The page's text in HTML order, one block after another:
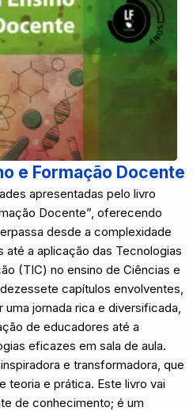
e Formação Docente
apresentadas pelo livro
Docente”, oferecendo
desde a complexidade
a aplicação das Tecnologias
(TIC) no ensino de Ciências e
capítulos envolventes,
jornada rica e diversificada,
de educadores até a
eficazes em sala de aula.
e transformadora, que
teoria e prática. Este livro vai
de conhecimento; é um